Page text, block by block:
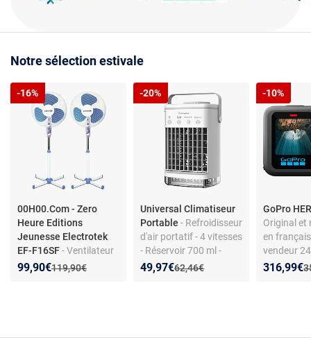
Notre sélection estivale
00H00.Com - Zero
Heure Editions
Jeunesse Electrotek
EF-F16SF- Ventilateur
sur pied - Blanc/Bleu -
Ancien prix :
119,90€
Nouveau prix :
99,90€
Réduction de :
-16%
Universal Climatiseur
Portable- Refroidisseur
d'air portatif - 4 vitesses
- Réservoir 700 ml -
Blanc
Ancien prix :
62,46€
Nouveau prix :
49,97€
Réduction de :
-20%
GoPro
Original et
en
vendeur
Version
Nouveau
316,99€
-10%